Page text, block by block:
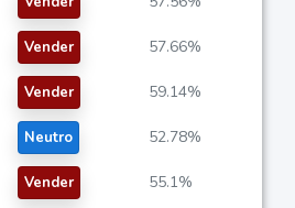
Vender 57.66%
Vender 59.14%
Neutro 52.78%
Vender 55.1%